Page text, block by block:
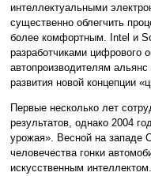
интеллектуальными
существенно облегчить
более комфортным. Intel и
разработчиками цифрового
автопроизводителям
развития новой концепции
Первые несколько лет
результатов, однако 2004
урожая». Весной на западе
человечества гонки
искусственным